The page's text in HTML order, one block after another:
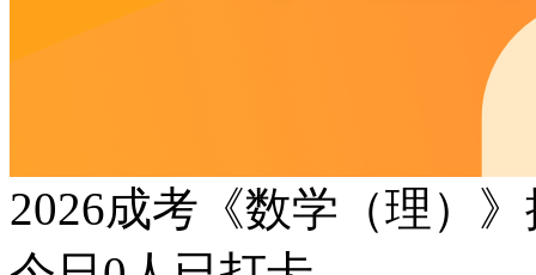
2026成考《数学（理）